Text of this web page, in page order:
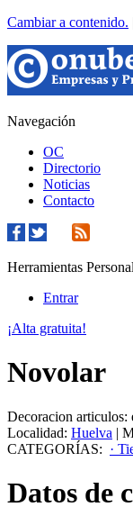
Cambiar a contenido.
Navegación
OC
Directorio
Noticias
Contacto
Herramientas
Entrar
¡Alta gratuita!
Novolar
Decoracion articulos:
Localidad: Huelva |
CATEGORÍAS: ·
Datos de